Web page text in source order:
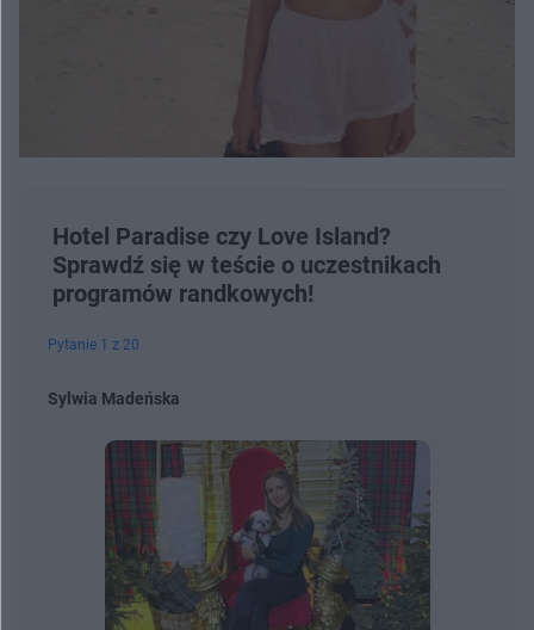
Hotel Paradise czy Love Island?
Sprawdź się w teście o uczestnikach
programów randkowych!
Pytanie 1 z 20
Sylwia Madeńska